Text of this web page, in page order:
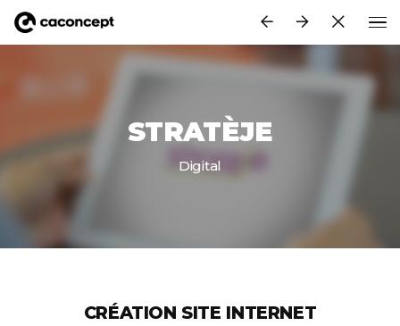
Aller au contenu principal
STRATÈJE
Digital
CRÉATION SITE INTERNET